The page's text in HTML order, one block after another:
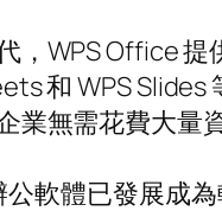
，WPS Office
和 WPS
無需花費大量
公軟體已發展成